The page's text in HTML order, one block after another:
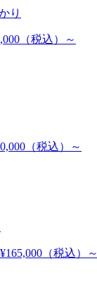
り
（税込）～
（税込）～
（税込）～